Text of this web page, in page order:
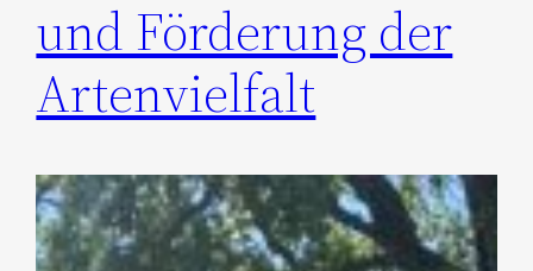
und Förderung der
Artenvielfalt